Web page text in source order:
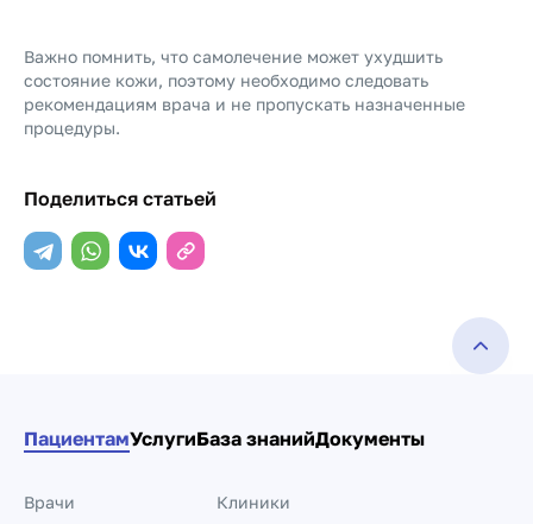
Важно помнить, что самолечение может ухудшить
состояние кожи, поэтому необходимо следовать
рекомендациям врача и не пропускать назначенные
процедуры.
Поделиться статьей
ПациентамУслугиБаза знанийДокументы
Врачи
Клиники